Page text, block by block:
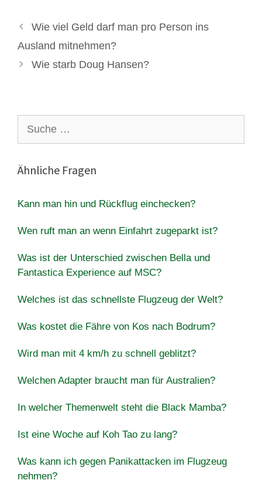
Wie viel Geld darf man pro Person ins
Ausland mitnehmen?
Wie starb Doug Hansen?
nach:
Ähnliche Fragen
Kann man hin und Rückflug einchecken?
Wen ruft man an wenn Einfahrt zugeparkt ist?
Was ist der Unterschied zwischen Bella und
Fantastica Experience auf MSC?
Welches ist das schnellste Flugzeug der Welt?
Was kostet die Fähre von Kos nach Bodrum?
Wird man mit 4 km/h zu schnell geblitzt?
Welchen Adapter braucht man für Australien?
In welcher Themenwelt steht die Black Mamba?
Ist eine Woche auf Koh Tao zu lang?
Was kann ich gegen Panikattacken im Flugzeug
nehmen?